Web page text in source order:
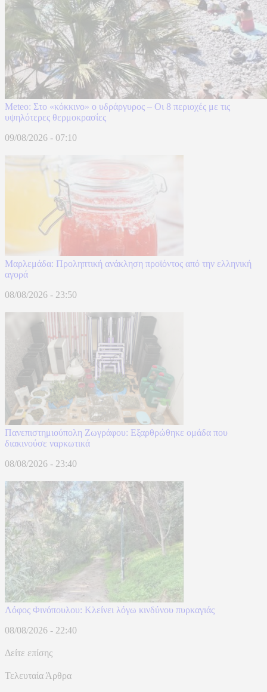
Meteo: Στο «κόκκινο» ο υδράργυρος – Οι 8 περιοχές με τις
υψηλότερες θερμοκρασίες
09/08/2026 - 07:10
Μαρλεμάδα: Προληπτική ανάκληση προϊόντος από την ελληνική
αγορά
08/08/2026 - 23:50
Πανεπιστημιούπολη Ζωγράφου: Εξαρθρώθηκε ομάδα που
διακινούσε ναρκωτικά
08/08/2026 - 23:40
Λόφος Φινόπουλου: Κλείνει λόγω κινδύνου πυρκαγιάς
08/08/2026 - 22:40
Δείτε επίσης
Τελευταία Άρθρα